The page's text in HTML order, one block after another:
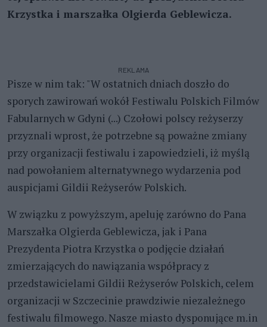
Krzystka i marszałka Olgierda Geblewicza.
REKLAMA
Pisze w nim tak: "W ostatnich dniach doszło do
sporych zawirowań wokół Festiwalu Polskich Filmów
Fabularnych w Gdyni (...) Czołowi polscy reżyserzy
przyznali wprost, że potrzebne są poważne zmiany
przy organizacji festiwalu i zapowiedzieli, iż myślą
nad powołaniem alternatywnego wydarzenia pod
auspicjami Gildii Reżyserów Polskich.
W związku z powyższym, apeluję zarówno do Pana
Marszałka Olgierda Geblewicza, jak i Pana
Prezydenta Piotra Krzystka o podjęcie działań
zmierzających do nawiązania współpracy z
przedstawicielami Gildii Reżyserów Polskich, celem
organizacji w Szczecinie prawdziwie niezależnego
festiwalu filmowego. Nasze miasto dysponujące m.in